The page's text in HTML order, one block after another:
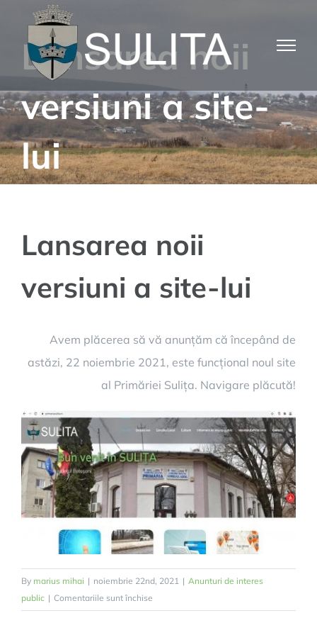
contentLansarea noii
versiuni a site-
lui
Lansarea noii
versiuni a site-lui
Avem plăcerea să vă anunțăm că începând de
astăzi, 22 noiembrie 2021, este funcțional noul site
al Primăriei Sulița. Navigare plăcută!
By marius mihai | noiembrie 22nd, 2021 | Anunturi de interes
public | Comentariile sunt închise
Lansarea